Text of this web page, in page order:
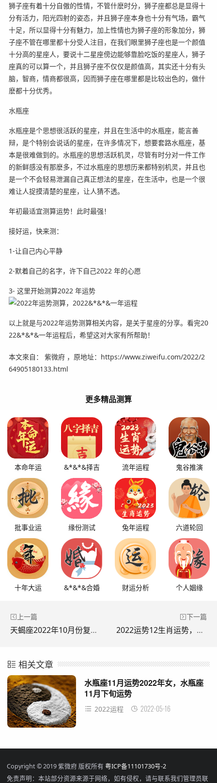
狮子座有着十分自傲的性情，不管什麽时分，狮子座都总是显得十
分有活力，阳光四射的姿态，并且狮子座本身也十分有气场，霸气
十足，所以显得十分有魅力，加上性情也为狮子座的形象加分，狮
子座不管在哪里都十分受人注目，在我们眼里狮子座也是一个颜值
十分高的星座人，要说十二星座傍边能够靠脸吃饭的星座人，狮子
座真的可以算一个，并且狮子座不仅仅是颜值高，其实还十分有头
脑，智商，情商都很高，因而狮子座在哪里都是比较出色的，做什
麽都十分优秀。
水瓶座
水瓶座是个思想很活跃的星座，并且在生活中的水瓶座，能言善
辩，是个特别会说话的星座，在许多情况下，想要套路水瓶座，基
本是很难做到的。水瓶座的思想活跃机灵，尽管有时分对一件工作
的新鲜感没有那麽多，不过水瓶座的思想历来都特别机灵，并且也
是一个不会轻易泄漏自己真正想法的星座，在生活中，也是一个很
难让人捉摸清楚的星座，让人猜不透。
年初最适宜测算运势！此时最强！
接好运，快来测：
1-让自己内心平静
2-默着自己的名字，许下自己2022 年的心愿
3- 这里开始测算2022 年运势
以上就是与2022年运势测算相关内容，是关于星座的分享。看完20
22&*&*&一年运程后，希望这对大家有所帮助！
本文來自： 紫微府 ，原地址：https://www.ziweifu.com/2022/2
64905180133.html
更多精品测算
本命年运 &*&*&择吉 流年运程 鬼谷推演
批事业运 缘份测试 兔年运程 六道轮回
十年大运 &*&*&合婚 财运分析 个人姻缘
上一篇
天蝎座2022年10月份复合，天蝎座女运势
下一篇
2022运势12生肖运势，2023年运势12生肖运势详解
相关文章
水瓶座11月运势2022年女，水瓶座
11月下旬运势
2022运程 2022-05-16
Copyright © 2019 紫微府 版权所有 粤ICP备11101730号-2
免责声明：本站部分资源来源于网络，如有侵权，请与联系我们管理员联